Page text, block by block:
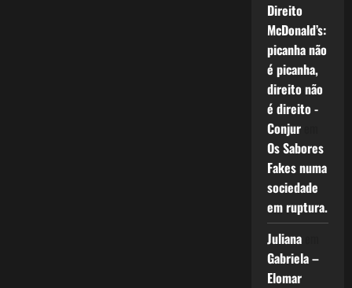
Direito
McDonald’s:
picanha não
é picanha,
direito não
é direito -
Conjurem
Os Sabores
Fakes numa
sociedade
em ruptura.
Julianaem
Gabriela –
Elomar